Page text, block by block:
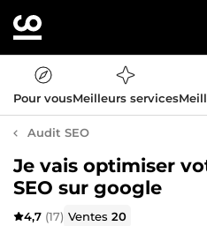
Pour vousMeilleurs services
Audit SEO
Je vais optimiser
SEO sur google
4,7 (17) Ventes20